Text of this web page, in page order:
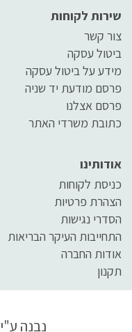
שירות לקוחות
צור קשר
ביטול עסקה
מידע על ביטול עסקה
פרסם מודעת יד שניה
פרסם אצלנו
כתובת משרדי האתר
אודותינו
כניסת לקוחות
הצהרת פרטיות
הסדרי נגישות
התחייבות העיקר הבריאות
אודות החברה
תקנון
נבנה ע"י